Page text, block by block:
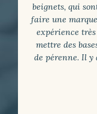
beignets, qui
faire une
expérience
mettre des
de pérenne. Il